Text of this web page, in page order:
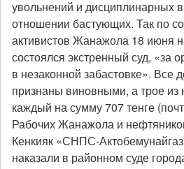
увольнений и дисциплинарных
отношении бастующих. Так по
активистов Жанажола 18 июня
состоялся экстренный суд, «за
в незаконной забастовке». Все
признаны виновными, а трое
каждый на сумму 707 тенге
Рабочих Жанажола и
Кенкияк «СНПС-
наказали в районном суде